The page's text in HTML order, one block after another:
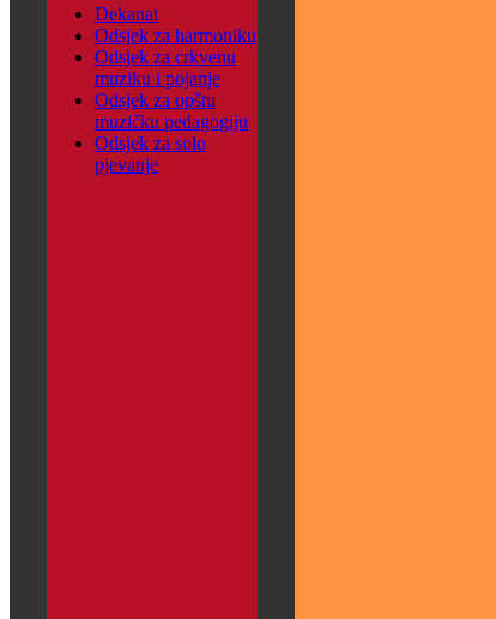
Dekanat
Odsjek za harmoniku
Odsjek za crkvenu
muziku i pojanje
Odsjek za opštu
muzičku pedagogiju
Odsjek za solo
pjevanje